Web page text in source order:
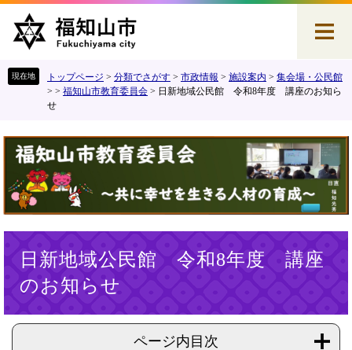
。
て
へ
トップページ > 分類でさがす > 市政情報 > 施設案内 > 集会場・公民館
> > 福知山市教育委員会 > 日新地域公民館 令和8年度 講座のお知ら
せ
日新地域公民館 令和8年度 講座
のお知らせ
ページ内目次